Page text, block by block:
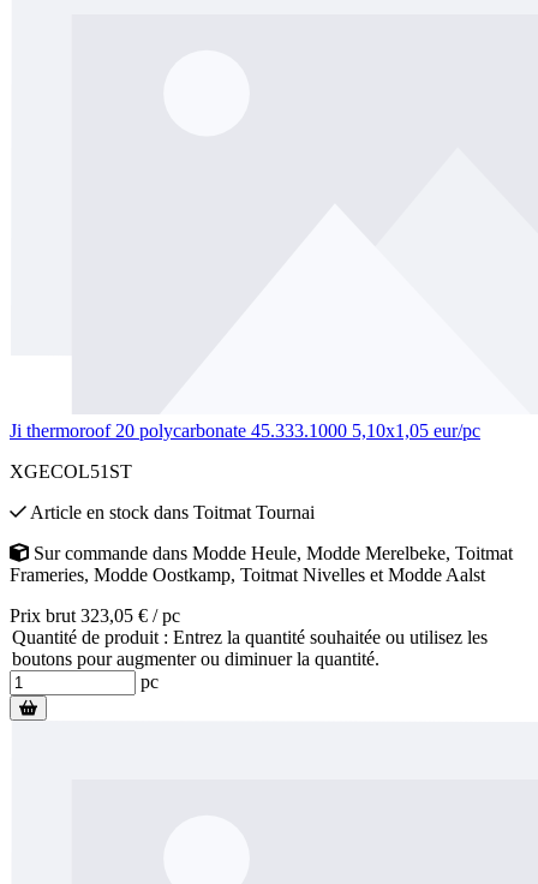
Ji thermoroof 20 polycarbonate 45.333.1000 5,10x1,05 eur/pc
XGECOL51ST
Article en stock dans Toitmat Tournai
Sur commande dans Modde Heule, Modde Merelbeke, Toitmat
Frameries, Modde Oostkamp, Toitmat Nivelles et Modde Aalst
Prix brut 323,05 € / pc
Quantité de produit : Entrez la quantité souhaitée ou utilisez les
boutons pour augmenter ou diminuer la quantité.
pc